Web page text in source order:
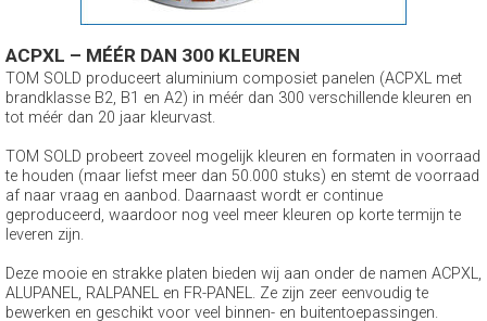
ACPXL – MÉÉR DAN 300 KLEUREN
TOM SOLD produceert aluminium composiet panelen (ACPXL met
brandklasse B2, B1 en A2) in méér dan 300 verschillende kleuren en
tot méér dan 20 jaar kleurvast.
TOM SOLD probeert zoveel mogelijk kleuren en formaten in voorraad
te houden (maar liefst meer dan 50.000 stuks) en stemt de voorraad
af naar vraag en aanbod. Daarnaast wordt er continue
geproduceerd, waardoor nog veel meer kleuren op korte termijn te
leveren zijn.
Deze mooie en strakke platen bieden wij aan onder de namen ACPXL,
ALUPANEL, RALPANEL en FR-PANEL. Ze zijn zeer eenvoudig te
bewerken en geschikt voor veel binnen- en buitentoepassingen.